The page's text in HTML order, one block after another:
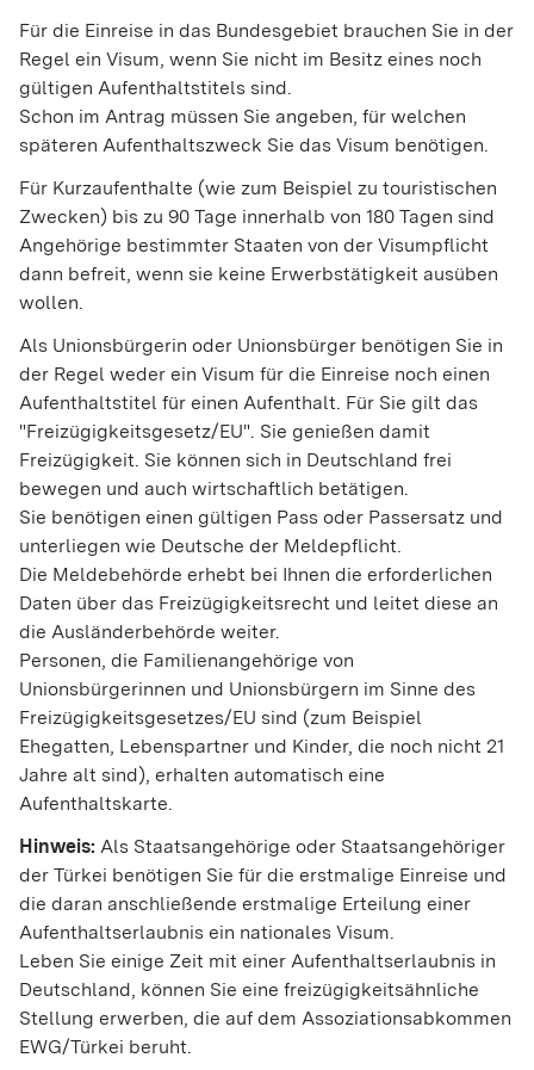
Für die Einreise in das Bundesgebiet brauchen Sie in der
Regel ein Visum, wenn Sie nicht im Besitz eines noch
gültigen Aufenthaltstitels sind.
Schon im Antrag müssen Sie angeben, für welchen
späteren Aufenthaltszweck Sie das Visum benötigen.
Für Kurzaufenthalte (wie zum Beispiel zu touristischen
Zwecken) bis zu 90 Tage innerhalb von 180 Tagen sind
Angehörige bestimmter Staaten von der Visumpflicht
dann befreit, wenn sie keine Erwerbstätigkeit ausüben
wollen.
Als Unionsbürgerin oder Unionsbürger benötigen Sie in
der Regel weder ein Visum für die Einreise noch einen
Aufenthaltstitel für einen Aufenthalt. Für Sie gilt das
"Freizügigkeitsgesetz/EU". Sie genießen damit
Freizügigkeit. Sie können sich in Deutschland frei
bewegen und auch wirtschaftlich betätigen.
Sie benötigen einen gültigen Pass oder Passersatz und
unterliegen wie Deutsche der Meldepflicht.
Die Meldebehörde erhebt bei Ihnen die erforderlichen
Daten über das Freizügigkeitsrecht und leitet diese an
die Ausländerbehörde weiter.
Personen, die Familienangehörige von
Unionsbürgerinnen und Unionsbürgern im Sinne des
Freizügigkeitsgesetzes/EU sind (zum Beispiel
Ehegatten, Lebenspartner und Kinder, die noch nicht 21
Jahre alt sind), erhalten automatisch eine
Aufenthaltskarte.
Hinweis: Als Staatsangehörige oder Staatsangehöriger
der Türkei benötigen Sie für die erstmalige Einreise und
die daran anschließende erstmalige Erteilung einer
Aufenthaltserlaubnis ein nationales Visum.
Leben Sie einige Zeit mit einer Aufenthaltserlaubnis in
Deutschland, können Sie eine freizügigkeitsähnliche
Stellung erwerben, die auf dem Assoziationsabkommen
EWG/Türkei beruht.